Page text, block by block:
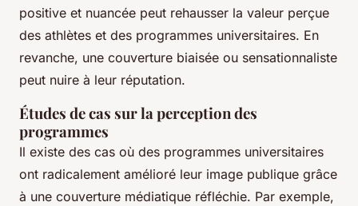
positive et nuancée peut rehausser la valeur perçue
des athlètes et des programmes universitaires. En
revanche, une couverture biaisée ou sensationnaliste
peut nuire à leur réputation.
Études de cas sur la perception des
programmes
Il existe des cas où des programmes universitaires
ont radicalement amélioré leur image publique grâce
à une couverture médiatique réfléchie. Par exemple,